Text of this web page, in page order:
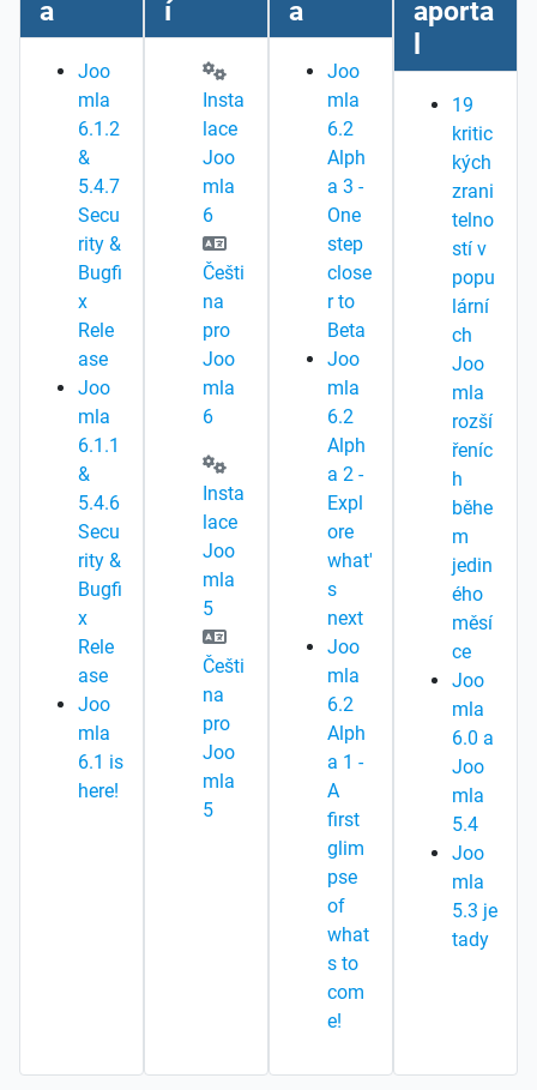
a
Joo
mla
6.1.2
&
5.4.7
Secu
rity &
Bugfi
x
Rele
ase
Joo
mla
6.1.1
&
5.4.6
Secu
rity &
Bugfi
x
Rele
ase
Joo
mla
6.1 is
here!
í
Insta
lace
Joo
mla
6
Češti
na
pro
Joo
mla
6
Insta
lace
Joo
mla
5
Češti
na
pro
Joo
mla
5
a
Joo
mla
6.2
Alph
a 3 -
One
step
close
r to
Beta
Joo
mla
6.2
Alph
a 2 -
Expl
ore
what'
s
next
Joo
mla
6.2
Alph
a 1 -
A
first
glim
pse
of
what
s to
com
e!
aporta
19
kritic
kých
zrani
telno
stí v
popu
lární
ch
Joo
mla
rozší
řeníc
h
běhe
m
jedin
ého
měsí
ce
Joo
mla
6.0 a
Joo
mla
5.4
Joo
mla
5.3 je
tady